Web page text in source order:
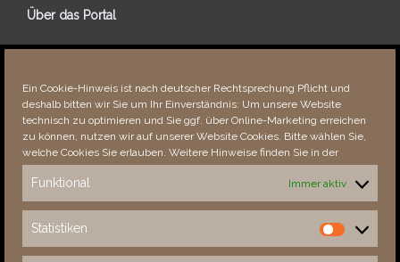
Ein Cookie-Hinweis ist nach deutscher Rechtsprechung Pflicht und
deshalb bitten wir Sie um Ihr Einverständnis: Um unsere Website
technisch zu optimieren und Sie ggf. über Online-Marketing erreichen
zu können, nutzen wir auf unserer Website Cookies. Bitte wählen Sie,
welche Cookies Sie erlauben. Weitere Hinweise finden Sie in der
Funktional Immer aktiv
Statistiken
Statistiken
Über das Portal
Über dieses Portal
Fehler bemerkt?
Besucher seit 08/​2021